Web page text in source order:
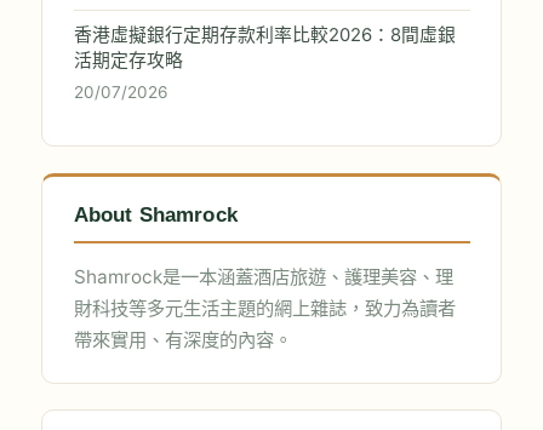
香港虛擬銀行定期存款利率比較2026：8間虛銀
活期定存攻略
20/07/2026
About Shamrock
Shamrock是一本涵蓋酒店旅遊、護理美容、理
財科技等多元生活主題的網上雜誌，致力為讀者
帶來實用、有深度的內容。